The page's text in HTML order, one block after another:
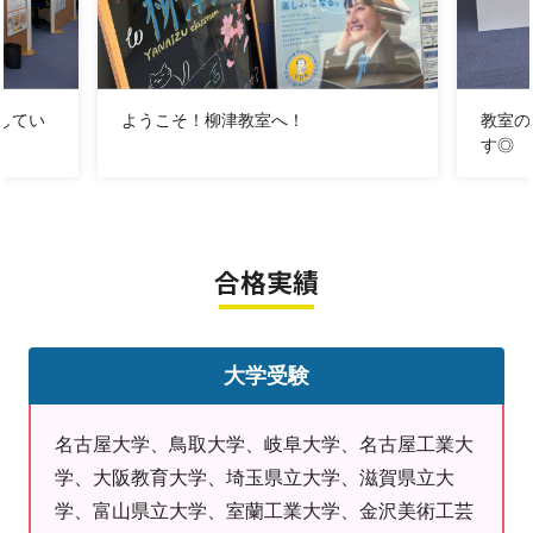
◆振り返り授業
「教えてもらったけど、いざ一人で取り組むときには解
くことが出来ない」
→自分の文字で記録に残し、
→その内容の宿題を家で取り組む』
このサイクルで勉強を行います。
「分かったつもり」をなくす授業をを行い、「分かっ
た！」を増やします！
◆目標設定
てい ようこそ！柳津教室へ！
教室
す◎
合格実績
大学受験
名古屋大学、鳥取大学、岐阜大学、名古屋工業大
学、大阪教育大学、埼玉県立大学、滋賀県立大
学、富山県立大学、室蘭工業大学、金沢美術工芸